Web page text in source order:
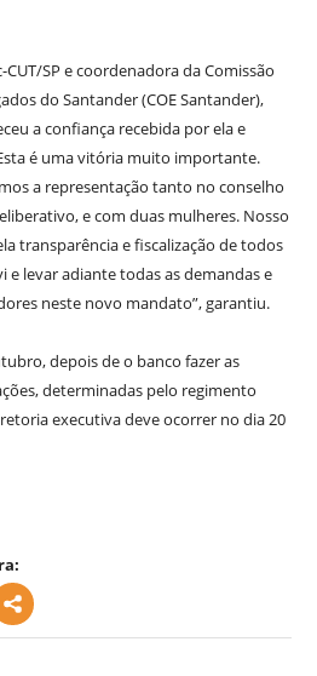
SP e coordenadora da Comissão
do Santander (COE Santander),
a confiança recebida por ela e
é uma vitória muito importante.
a representação tanto no conselho
e com duas mulheres. Nosso
transparência e fiscalização de todos
e levar adiante todas as demandas e
neste novo mandato”, garantiu.
depois de o banco fazer as
determinadas pelo regimento
executiva deve ocorrer no dia 20